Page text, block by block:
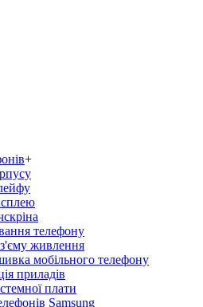
+
телефону
живлення
мобільного телефону
приладів
плати
Samsung